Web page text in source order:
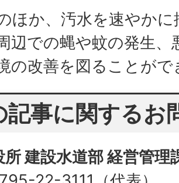
ほか、汚水を速やかに
辺での蝿や蚊の発生、
の改善を図ることがで
記事に関するお
建設水道部 経営管理